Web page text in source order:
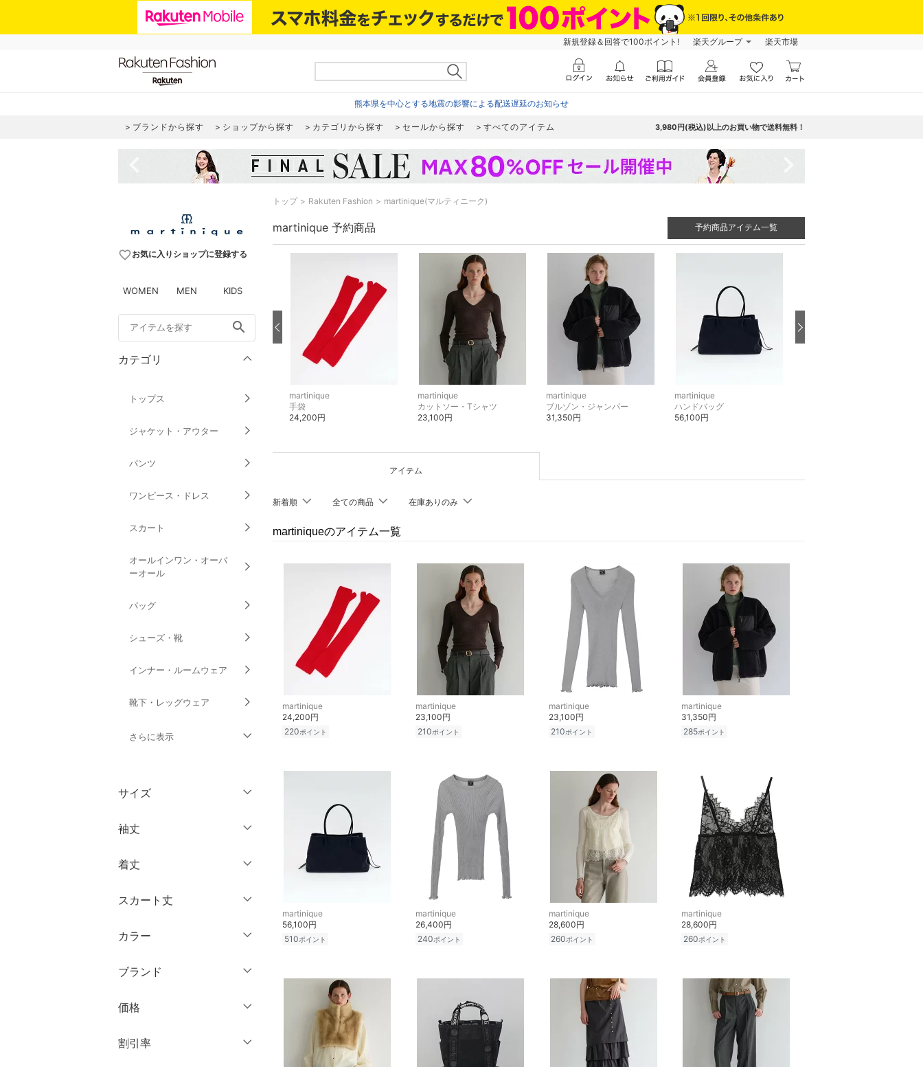
新規登録＆回答で100ポイント! 楽天グループ 楽天市場
熊本県を中心とする地震の影響による配送遅延のお知らせ
ブランドから探す ショップから探す カテゴリから探す セールから探す すべてのアイテム 3,980円(税込)以上のお買い物で送料無料！
favorite_borderお気に入りショップに登録する
WOMEN MEN KIDS
search
カテゴリ
トップス
ジャケット・アウター
パンツ
ワンピース・ドレス
スカート
オールインワン・オーバ
ーオール
バッグ
シューズ・靴
インナー・ルームウェア
靴下・レッグウェア
さらに表示
アクセサリー・腕時計
財布・ポーチ・ケース
帽子
ヘアアクセサリー
マタニティウェア・ベビ
ー用品
スーツ・フォーマル
水着・スイムグッズ
着物・浴衣・和装小物
サイズ
ウェア（S/M/L）
M
XL
9
10
袖丈
ノースリーブ
半袖
長袖
クリア
着丈
ショート丈
ミドル丈
スカート丈
ミニ丈・ショート丈
膝丈・ミディ丈
ロング丈・マキシ丈
カラー
ブランド
価格
割引率
トップ Rakuten Fashion martinique(マルティニーク)
martinique 予約商品 予約商品アイテム一覧
martinique
martinique
手袋
24,200円
martinique
カットソー・Tシャツ
23,100円
martinique
ブルゾン・ジャンパー
31,350円
martinique
ハンドバッグ
56,100円
アイテム
新着順 全ての商品 在庫ありのみ
martiniqueのアイテム一覧
martinique
24,200円
220ポイント
martinique
23,100円
210ポイント
martinique
23,100円
210ポイント
martinique
31,350円
285ポイント
martinique
56,100円
510ポイント
martinique
26,400円
240ポイント
martinique
28,600円
260ポイント
martinique
28,600円
260ポイント